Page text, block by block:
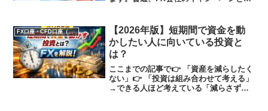
す。ところが、あるFX会社は違いまし
た。なんと――・トレー...
FX口座・CFD口座（GOLD）
【2026年版】短期間で資金を動
かしたい人に向いている投資と
は？
ここまでの記事で👉 「資産を減らしたく
ない」👉 「投資は組み合わせて考える」
→できる人ほど考えている「減らさずに